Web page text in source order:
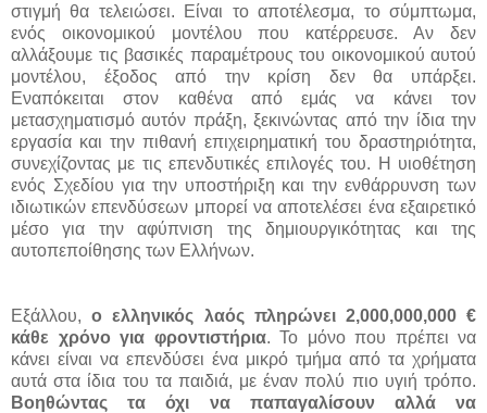
στιγμή θα τελειώσει. Είναι το αποτέλεσμα, το σύμπτωμα,
ενός οικονομικού μοντέλου που κατέρρευσε. Αν δεν
αλλάξουμε τις βασικές παραμέτρους του οικονομικού αυτού
μοντέλου, έξοδος από την κρίση δεν θα υπάρξει.
Εναπόκειται στον καθένα από εμάς να κάνει τον
μετασχηματισμό αυτόν πράξη, ξεκινώντας από την ίδια την
εργασία και την πιθανή επιχειρηματική του δραστηριότητα,
συνεχίζοντας με τις επενδυτικές επιλογές του. Η υιοθέτηση
ενός Σχεδίου για την υποστήριξη και την ενθάρρυνση των
ιδιωτικών επενδύσεων μπορεί να αποτελέσει ένα εξαιρετικό
μέσο για την αφύπνιση της δημιουργικότητας και της
αυτοπεποίθησης των Ελλήνων.
Εξάλλου,ο ελληνικός λαός πληρώνει 2,000,000,000 €
κάθε χρόνο για φροντιστήρια. Το μόνο που πρέπει να
κάνει είναι να επενδύσει ένα μικρό τμήμα από τα χρήματα
αυτά στα ίδια του τα παιδιά, με έναν πολύ πιο υγιή τρόπο.
Βοηθώντας τα όχι να παπαγαλίσουν αλλά να